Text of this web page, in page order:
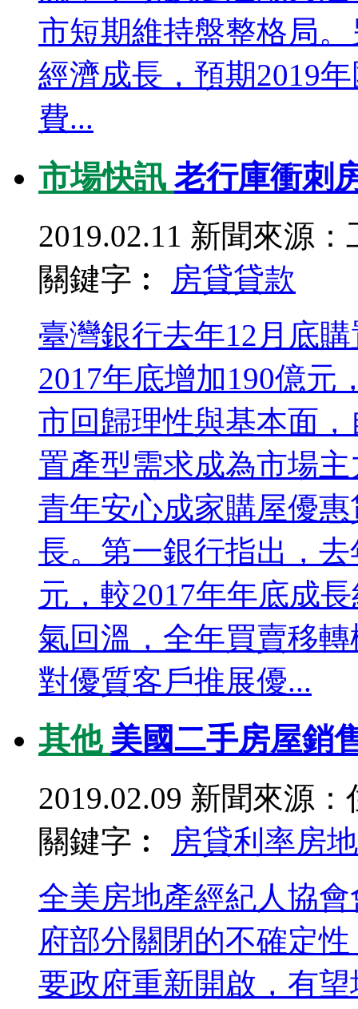
市短期維持盤整格局
經濟成長，預期2019
費...
市場快訊 老行庫衝刺
2019.02.11 新聞來源：
關鍵字︰
房貸貸款
臺灣銀行去年12月底
2017年底增加190億元
市回歸理性與基本面
置產型需求成為市場
青年安心成家購屋優
長。第一銀行指出，
元，較2017年年底成
氣回溫，全年買賣移
對優質客戶推展優...
其他 美國二手房屋銷
2019.02.09 新聞來源：
關鍵字︰
房貸利率房
全美房地產經紀人協會
府部分關閉的不確定
要政府重新開啟，有